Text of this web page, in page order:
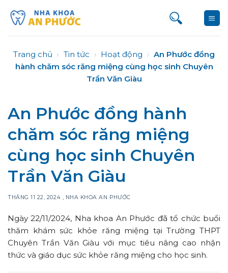
qua
Trang chủ › Tin tức › Hoạt động › An Phước đồng
hành chăm sóc răng miệng cùng học sinh Chuyên
Trần Văn Giàu
An Phước đồng hành
chăm sóc răng miệng
cùng học sinh Chuyên
Trần Văn Giàu
THÁNG 11 22, 2024 , NHA KHOA AN PHƯỚC
Ngày 22/11/2024, Nha khoa An Phước đã tổ chức buổi
thăm khám sức khỏe răng miệng tại Trường THPT
Chuyên Trần Văn Giàu với mục tiêu nâng cao nhận
thức và giáo dục sức khỏe răng miệng cho học sinh.